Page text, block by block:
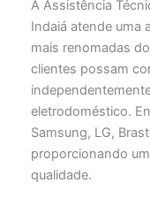
A Assistência
Indaiá atende uma
mais renomadas
clientes possam
eletrodoméstico.
Samsung, LG,
proporcionando
qualidade.